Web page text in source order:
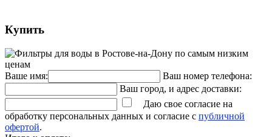
Купить
Ваше имя:
Ваш номер телефона:
Ваш город, и адрес доставки:
Даю свое согласие на
обработку персональных данных и согласие с публичной
офертой.